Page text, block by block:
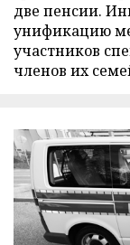
две пенсии.
унификацию
участников
членов их